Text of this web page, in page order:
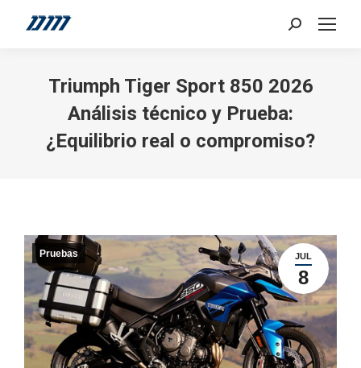
Search:
Triumph Tiger Sport 850 2026
Análisis técnico y Prueba:
¿Equilibrio real o compromiso?
JUL
8
Pruebas